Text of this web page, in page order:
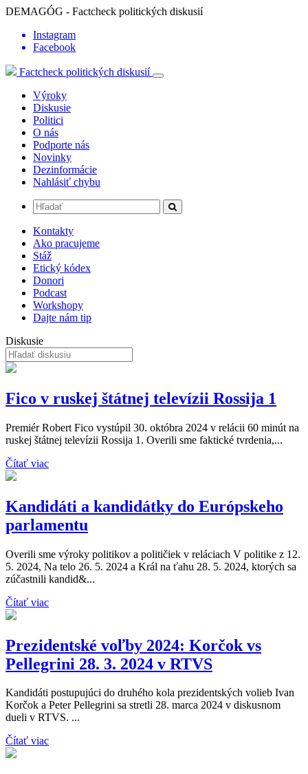
DEMAGÓG - Factcheck politických diskusií
Instagram
Facebook
Factcheck politických diskusií
Výroky
Diskusie
Politici
O nás
Podporte nás
Novinky
Dezinformácie
Nahlásiť chybu
Kontakty
Ako pracujeme
Stáž
Etický kódex
Donori
Podcast
Workshopy
Dajte nám tip
Diskusie
Fico v ruskej štátnej televízii Rossija 1
Premiér Robert Fico vystúpil 30. októbra 2024 v relácii 60 minút na
ruskej štátnej televízii Rossija 1. Overili sme faktické tvrdenia,...
Čítať viac
Kandidáti a kandidátky do Európskeho
parlamentu
Overili sme výroky politikov a političiek v reláciach V politike z 12.
5. 2024, Na telo 26. 5. 2024 a Král na ťahu 28. 5. 2024, ktorých sa
zúčastnili kandid&...
Čítať viac
Prezidentské voľby 2024: Korčok vs
Pellegrini 28. 3. 2024 v RTVS
Kandidáti postupujúci do druhého kola prezidentských volieb Ivan
Korčok a Peter Pellegrini sa stretli 28. marca 2024 v diskusnom
dueli v RTVS. ...
Čítať viac